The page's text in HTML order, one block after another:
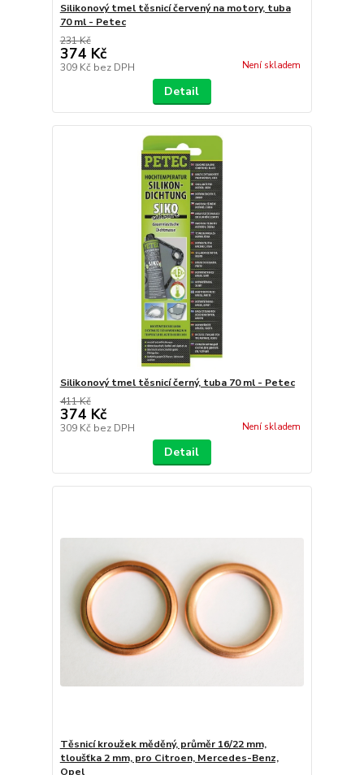
Silikonový tmel těsnicí červený na motory, tuba
70 ml - Petec
231 Kč
374 Kč
309 Kč bez DPH Není skladem
Detail
Silikonový tmel těsnicí černý, tuba 70 ml - Petec
411 Kč
374 Kč
309 Kč bez DPH Není skladem
Detail
Těsnicí kroužek měděný, průměr 16/22 mm,
tloušťka 2 mm, pro Citroen, Mercedes-Benz,
Opel